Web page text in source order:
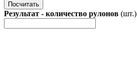
Посчитать
Результат - количество рулонов (шт.)